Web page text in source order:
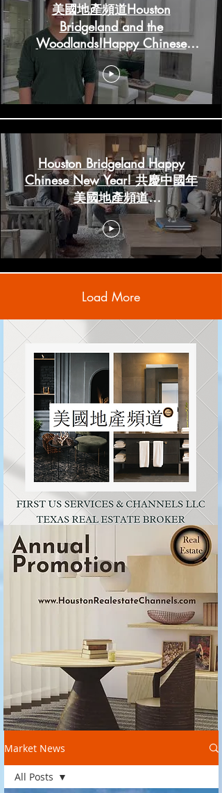
美國地產頻道Houston
Bridgeland and the
Woodlands!Happy Chinese
New Year!
HoustonRealestateChannels.com
Houston Bridgeland Happy
Chinese New Year! 共慶中國年
美國地產頻道
www.HoustonRealestateChannels.com
Load More
Market News
All Posts